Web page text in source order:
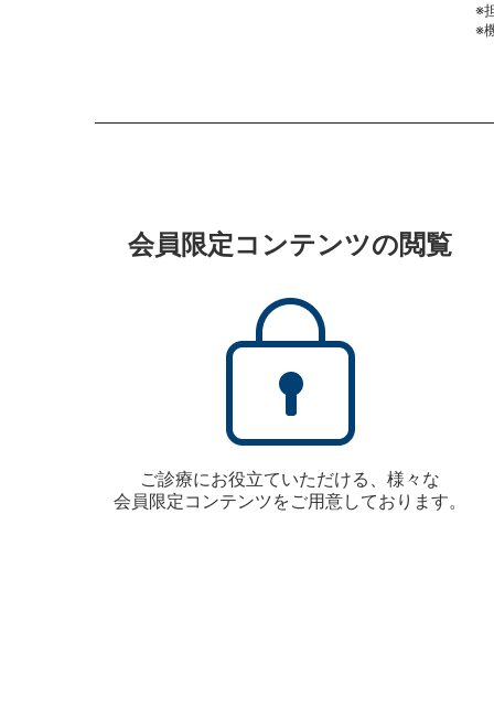
※
※
会員限定コンテンツの閲覧
ご診療にお役立ていただける、様々な
会員限定コンテンツをご用意しております。